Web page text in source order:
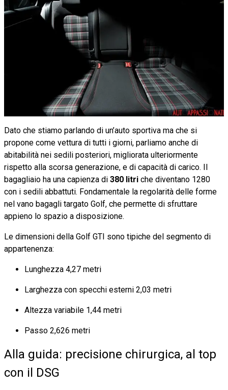
Dato che stiamo parlando di un’auto sportiva ma che si
propone come vettura di tutti i giorni, parliamo anche di
abitabilità nei sedili posteriori, migliorata ulteriormente
rispetto alla scorsa generazione, e di capacità di carico. Il
bagagliaio ha una capienza di 380 litri che diventano 1280
con i sedili abbattuti. Fondamentale la regolarità delle forme
nel vano bagagli targato Golf, che permette di sfruttare
appieno lo spazio a disposizione.
Le dimensioni della Golf GTI sono tipiche del segmento di
appartenenza:
Lunghezza 4,27 metri
Larghezza con specchi esterni 2,03 metri
Altezza variabile 1,44 metri
Passo 2,626 metri
Alla guida: precisione chirurgica, al top
con il DSG